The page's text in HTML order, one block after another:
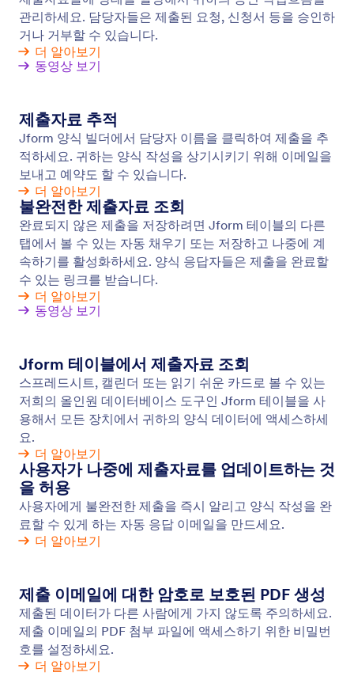
Google 애널리틱스 양식 추적
Jform 양식을 Google 태그 관리자 및 Google
Analytics와 연결하여 데이터를 더 효과적으로 분석하
세요. 제출물, 양식 필드, 감사 페이지 등에 대한 분석
을 봅니다. 전환율을 높이고 비즈니스를 위해 더 나은
결정을 내리세요.
비주얼 리포트 빌더
Jform 리포트 빌더를 사용하여 양식 제출을 시각적 보
고서로 전환하세요. 막대 그래프, 원형 차트, 제출 그
리드를 자동으로 생성합니다. 회사를 위해 더 나은 결
정을 내리기 위해 양식 데이터를 분석하세요.